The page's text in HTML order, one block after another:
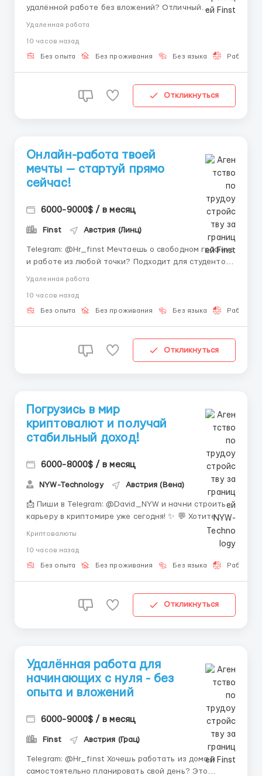
удалённой работе без вложений? Отличный
инновационная команда, работающая с
современными цифровыми решениями 📱. Наша
Удаленная работа
10 часов назад
Без опыта Без проживания Без языка Работа
Откликнуться
Онлайн-работа твоей
мечты — стартуй прямо
сейчас!
6000-9000$ / в месяц
Finst Австрия (Линц)
Telegram: @Hr_finst Мечтаешь о свободном графике
и работе из любой точки? Подходит для студентов
и всех, кто ищет подработку или основную
прогрессивная компания в сфере онлайн-
технологий и финансов 📱. Создаём пространство,
Удаленная работа
10 часов назад
Без опыта Без проживания Без языка Работа
Откликнуться
Погрузись в мир
криптовалют и получай
стабильный доход!
6000-8000$ / в месяц
NYW-Technology Австрия (Вена)
📩 Пиши в Telegram: @David_NYW и начни строить
карьеру в криптомире уже сегодня! ✨ 💬 Хотите
присоединиться к динамичной и перспективной
возможности? 🌍 NYW-technology приглашает
талантливых специалистов в команду! Мы
Криптовалюты
10 часов назад
Без опыта Без проживания Без языка Работа
Откликнуться
Удалённая работа для
начинающих с нуля - без
опыта и вложений
6000-9000$ / в месяц
Finst Австрия (Грац)
Telegram: @Hr_finst Хочешь работать из дома и
самостоятельно планировать свой день? Это